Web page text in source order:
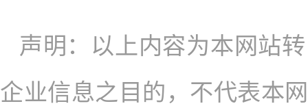
声明：以上内容为本网站
企业信息之目的，不代表本